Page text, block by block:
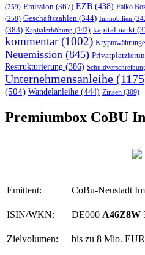
(259) Emission (367) EZB (438) Falko
(258) Geschäftszahlen (344) Immobilien
(383) Kapitalerhöhung (242) kapitalmarkt
kommentar(1002)
Neuemission (845)
Restrukturierung (386)
Unternehmensanleihe
(504) Wandelanleihe (444) Zinsen (309)
Premiumbox CoBU
Emittent: CoBu-Neustadt
ISIN/WKN: DE000 A46Z8W
Zielvolumen: bis zu 8 Mio. EUR